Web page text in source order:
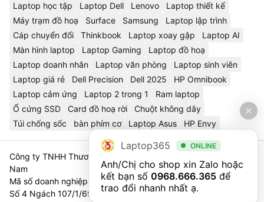
Laptop học tập
Laptop Dell Lenovo
Laptop thiết kế
Máy trạm đồ hoạ
Surface Samsung
Laptop lập trình
Cáp chuyển đổi
Thinkbook Laptop xoay gập
Laptop AI
Màn hình laptop
Laptop Gaming
Laptop đồ hoạ
Laptop doanh nhân
Laptop văn phòng
Laptop sinh viên
Laptop giá rẻ
Dell Precision Dell 2025
HP Omnibook
Laptop cảm ứng
Laptop 2 trong 1
Ram laptop
Ổ cứng SSD
Card đồ hoạ rời
Chuột không dây
Túi chống sốc
bàn phím cơ Laptop Asus HP Envy
Công ty TNHH Thương Mại Và Dịch Vụ Công Nghệ 365 Việt
Nam
Mã số doanh nghiệp 0111023179 - Sở Tài Chính TP. Hà Nội cấp
Số 4 Ngách 107/1/69 Nguyễn Chí Thanh, Tổ 3, Phường Láng,
Laptop365 ONLINE
Anh/Chị cho shop xin Zalo hoặc
kết bạn số 0968.666.365 để
trao đổi nhanh nhất ạ.